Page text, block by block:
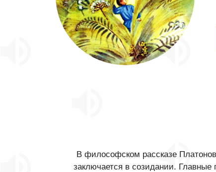
В философском рассказе
заключается в созидании.